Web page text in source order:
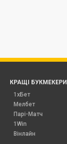
КРАЩІ БУКМЕКЕРИ
1хБет
Мелбет
Парі-Матч
1Win
Вінлайн